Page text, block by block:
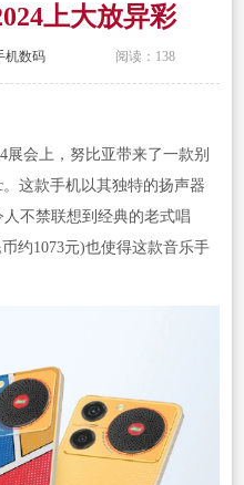
上大放异彩
机数码 阅读： 138
展会上，努比亚带来了一款别
这款手机以其独特的扬声器
不禁联想到经典的老式唱
约1073元)也使得这款音乐手